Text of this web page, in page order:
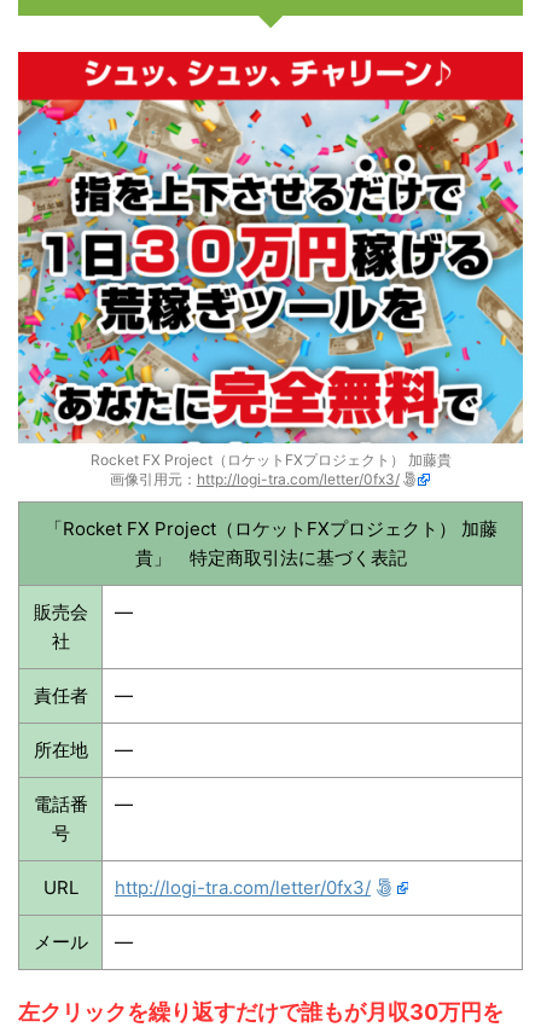
Rocket FX Project（ロケットFXプロジェクト） 加藤貴
画像引用元： http://logi-tra.com/letter/0fx3/
「Rocket FX Project（ロケットFXプロジェクト） 加藤
貴」 特定商取引法に基づく表記
販売会
社
—
責任者 —
所在地 —
電話番
号
—
URL http://logi-tra.com/letter/0fx3/
メール —
左クリックを繰り返すだけで誰もが月収30万円を